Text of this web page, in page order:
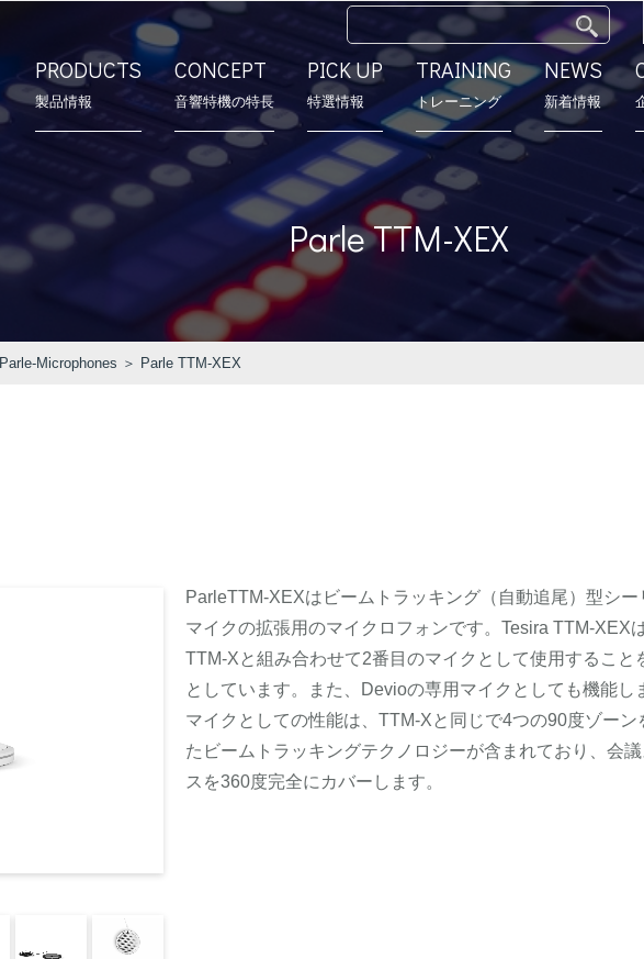
PRODUCTS
製品情報
CONCEPT
⾳響特機の特長
⾳響特機の特長 モデルルーム
PICK UP
特選情報
TRAINING
トレーニング
NEWS
新着情報
会社概要 営業所
Parle TTM-XEX
Parle-Microphones ＞ Parle TTM-XEX
ParleTTM-XEXはビームトラッキング（自動追尾）型シー
マイクの拡張用のマイクロフォンです。Tesira TTM-XEX
TTM-Xと組み合わせて2番目のマイクとして使用すること
としています。また、Devioの専用マイクとしても機能し
マイクとしての性能は、TTM-Xと同じで4つの90度ゾーン
たビームトラッキングテクノロジーが含まれており、会
スを360度完全にカバーします。